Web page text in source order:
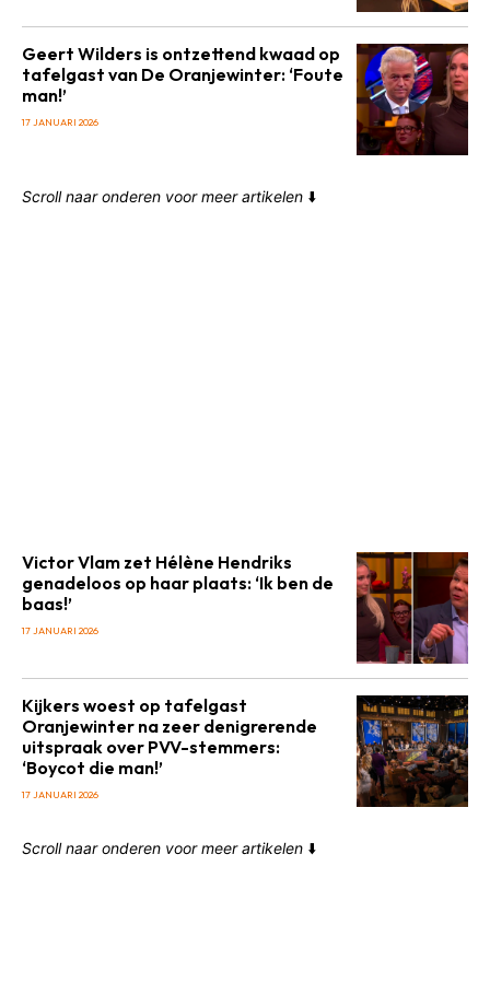
Geert Wilders is ontzettend kwaad op
tafelgast van De Oranjewinter: ‘Foute
man!’
17 JANUARI 2026
Scroll naar onderen voor meer artikelen ⬇️
Victor Vlam zet Hélène Hendriks
genadeloos op haar plaats: ‘Ik ben de
baas!’
17 JANUARI 2026
Kijkers woest op tafelgast
Oranjewinter na zeer denigrerende
uitspraak over PVV-stemmers:
‘Boycot die man!’
17 JANUARI 2026
Scroll naar onderen voor meer artikelen ⬇️